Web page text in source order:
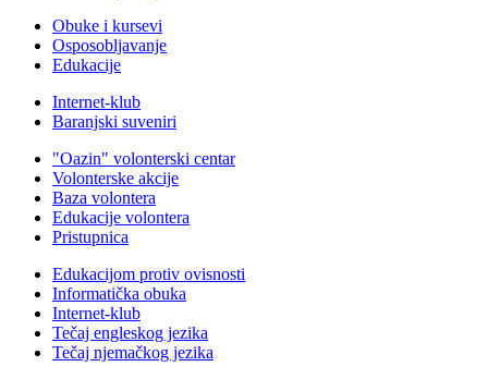
Obuke i kursevi
Osposobljavanje
Edukacije
Internet-klub
Baranjski suveniri
"Oazin" volonterski centar
Volonterske akcije
Baza volontera
Edukacije volontera
Pristupnica
Edukacijom protiv ovisnosti
Informatička obuka
Internet-klub
Tečaj engleskog jezika
Tečaj njemačkog jezika